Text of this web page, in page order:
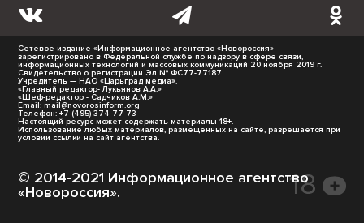
Сетевое издание «Информационное агентство «Новороссия»
зарегистрировано в Федеральной службе по надзору в сфере связи,
информационных технологий и массовых коммуникаций 20 ноября 2019 г.
Свидетельство о регистрации Эл № ФС77-77187.
Учредитель — НАО «Царьград медиа».
«Главный редактор- Лукьянов А.А.»
«Шеф-редактор - Садчиков А.М.»
Email: mail@novorosinform.org
Телефон: +7 (495) 374-77-73
Настоящий ресурс может содержать материалы 18+.
Использование любых материалов, размещённых на сайте, разрешается при
условии ссылки на сайт агентства.
© 2014-2021 Информационное агентство
«Новороссия».